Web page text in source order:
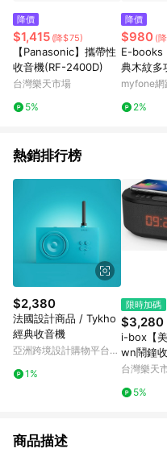
降價
$1,415 (降$75)
【Panasonic】攜帶性
收音機(RF-2400D)
台灣樂天市場
5%
降價
$980 (
E-books
典木紋多
(活動)(買
myfone網
2%
熱銷排行榜
$2,380
法國設計商品 / Tykho
經典收音機
亞洲跨境設計購物平台
1%
限時加碼
$3,280
i-box【
wn鬧鐘
鐘FM 收
器 數位鬧
台灣樂天
5%
商品描述